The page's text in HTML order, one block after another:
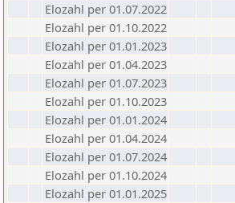
Elozahl per 01.07.2022
Elozahl per 01.10.2022
Elozahl per 01.01.2023
Elozahl per 01.04.2023
Elozahl per 01.07.2023
Elozahl per 01.10.2023
Elozahl per 01.01.2024
Elozahl per 01.04.2024
Elozahl per 01.07.2024
Elozahl per 01.10.2024
Elozahl per 01.01.2025